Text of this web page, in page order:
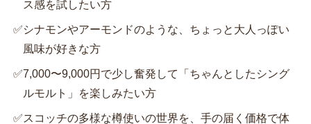
ス感を試したい方
✅シナモンやアーモンドのような、ちょっと大人っぽい
風味が好きな方
✅7,000〜9,000円で少し奮発して「ちゃんとしたシング
ルモルト」を楽しみたい方
✅スコッチの多様な樽使いの世界を、手の届く価格で体